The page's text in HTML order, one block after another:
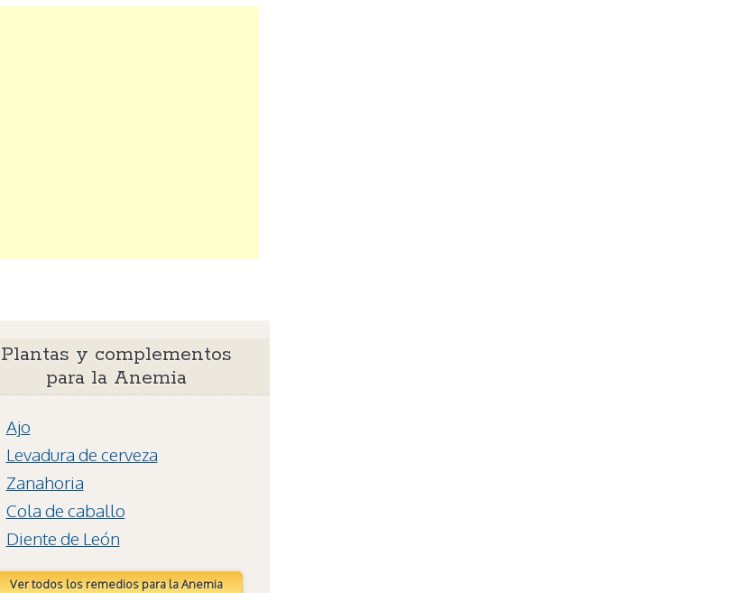
Plantas y complementos
para la Anemia
Ajo
Levadura de cerveza
Zanahoria
Cola de caballo
Diente de León
Ver todos los remedios para la Anemia